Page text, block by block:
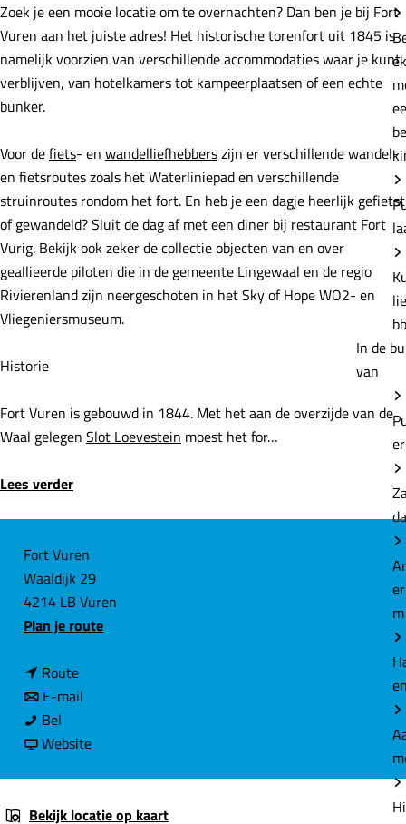
e
In de
van
m
Zoek je een mooie locatie om te overnachten? Dan ben je bij Fort
Vuren aan het juiste adres! Het historische torenfort uit 1845 is
namelijk voorzien van verschillende accommodaties waar je kunt
verblijven, van hotelkamers tot kampeerplaatsen of een echte
bunker.
Voor defiets- en wandelliefhebberszijn er verschillende wandel-
en fietsroutes zoals het Waterliniepad en verschillende
struinroutes rondom het fort. En heb je een dagje heerlijk gefietst
of gewandeld? Sluit de dag af met een diner bij restaurant Fort
Vurig. Bekijk ook zeker de collectie objecten van en over
geallieerde piloten die in de gemeente Lingewaal en de regio
Rivierenland zijn neergeschoten in het Sky of Hope WO2- en
Vliegeniersmuseum.
Historie
Fort Vuren is gebouwd in 1844. Met het aan de overzijde van de
Waal gelegen Slot Loevestein moest het for…
Lees verder
C
o
n
t
c
Fort Vuren
Waaldijk 29
4214 LB Vuren
Plan je routen
V
Routen
a
r
r
E-mail
a
o
Bel
o
V
Websitev
F
Bekijk locatie op kaart